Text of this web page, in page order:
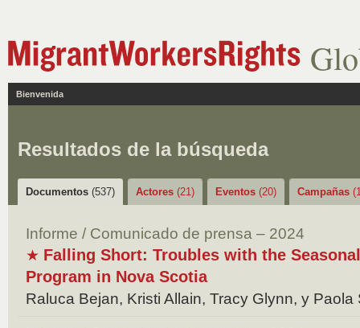
Bienvenida
Resultados de la búsqueda
Documentos (537) Actores (21) Eventos (20) Campañas
Informe / Comunicado de prensa – 2024
★ Falling Short: Troubles with the
Program in Nova Scotia
Raluca Bejan, Kristi Allain, Tracy Glynn, y Paola